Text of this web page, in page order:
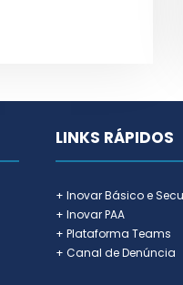
LINKS RÁPIDOS
+ Inovar Básico e
+ Inovar PAA
+ Plataforma Teams
+ Canal de Denúncia